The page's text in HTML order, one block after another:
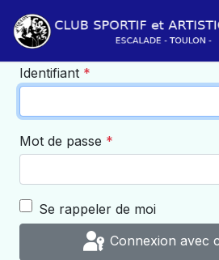
Identifiant *
Mot de passe *
Se rappeler de moi
Connexion avec